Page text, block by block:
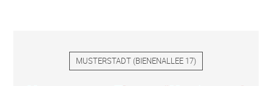
MUSTERSTADT (BIENENALLEE 17)